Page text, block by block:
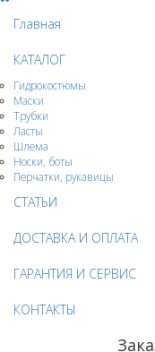
Главная
КАТАЛОГ
Гидрокостюмы
Маски
Трубки
Ласты
Шлема
Носки, боты
Перчатки, рукавицы
СТАТЬИ
ДОСТАВКА И ОПЛАТА
ГАРАНТИЯ И СЕРВИС
КОНТАКТЫ